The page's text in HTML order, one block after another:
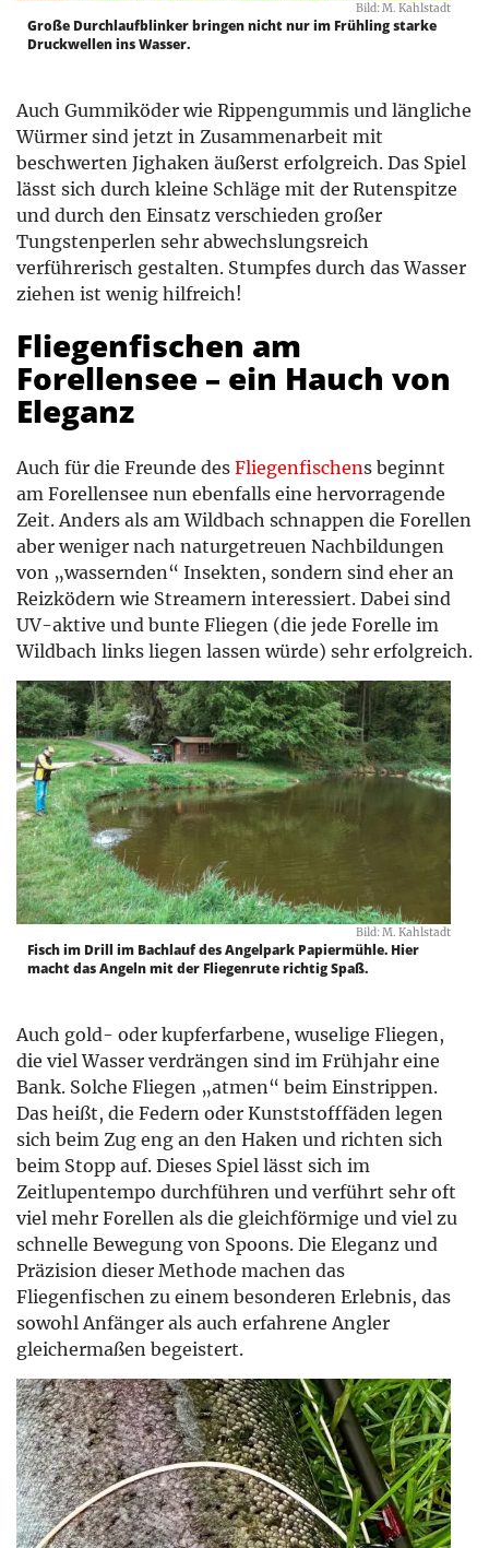
Bild: M. Kahlstadt
Große Durchlaufblinker bringen nicht nur im ­Frühling starke
Druck­wellen ins Wasser.
Auch Gummiköder wie Rippengummis und längliche
Würmer sind jetzt in Zusammenarbeit mit
beschwerten Jighaken äußerst erfolgreich. Das Spiel
lässt sich durch kleine Schläge mit der Rutenspitze
und durch den Einsatz verschieden großer
Tungstenperlen sehr abwechslungsreich
verführerisch gestalten. Stumpfes durch das Wasser
ziehen ist wenig hilfreich!
Fliegenfischen am
Forellensee – ein Hauch von
Eleganz
Auch für die Freunde des Fliegenfischens beginnt
am Forellensee nun ebenfalls eine hervorragende
Zeit. Anders als am Wildbach schnappen die Forellen
aber weniger nach naturgetreuen Nachbildungen
von „wassernden“ Insekten, sondern sind eher an
Reizködern wie Streamern interessiert. Dabei sind
UV-aktive und bunte Fliegen (die jede Forelle im
Wildbach links liegen lassen würde) sehr erfolgreich.
Bild: M. Kahlstadt
Fisch im Drill im Bachlauf des Angelpark Papiermühle. Hier
macht das Angeln mit der Fliegenrute richtig Spaß.
Auch gold- oder kupferfarbene, wuselige Fliegen,
die viel Wasser verdrängen sind im Frühjahr eine
Bank. Solche Fliegen „atmen“ beim Einstrippen.
Das heißt, die Federn oder Kunststofffäden legen
sich beim Zug eng an den Haken und richten sich
beim Stopp auf. Dieses Spiel lässt sich im
Zeitlupentempo durchführen und verführt sehr oft
viel mehr Forellen als die gleichförmige und viel zu
schnelle Bewegung von Spoons. Die Eleganz und
Präzision dieser Methode machen das
Fliegenfischen zu einem besonderen Erlebnis, das
sowohl Anfänger als auch erfahrene Angler
gleichermaßen begeistert.